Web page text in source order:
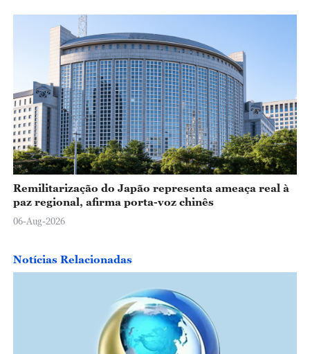
Remilitarização do Japão representa ameaça real à
paz regional, afirma porta-voz chinês
06-Aug-2026
Notícias Relacionadas